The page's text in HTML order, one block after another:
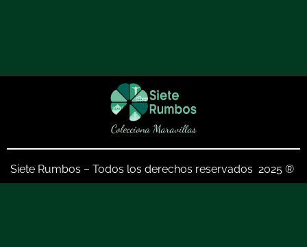
Colecciona Maravillas
Siete Rumbos – Todos los derechos reservados 2025 ®